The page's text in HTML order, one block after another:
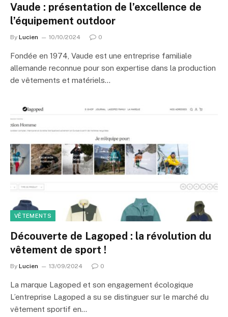
Vaude : présentation de l’excellence de
l’équipement outdoor
By Lucien 10/10/2024 0
Fondée en 1974, Vaude est une entreprise familiale
allemande reconnue pour son expertise dans la production
de vêtements et matériels…
VÊTEMENTS
Découverte de Lagoped : la révolution du
vêtement de sport !
By Lucien 13/09/2024 0
La marque Lagoped et son engagement écologique
L’entreprise Lagoped a su se distinguer sur le marché du
vêtement sportif en…